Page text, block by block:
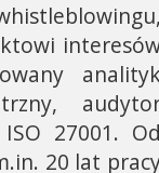
27001.
20 lat